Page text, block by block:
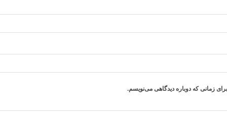
زمانی که دوباره دیدگاهی می‌نویسم.